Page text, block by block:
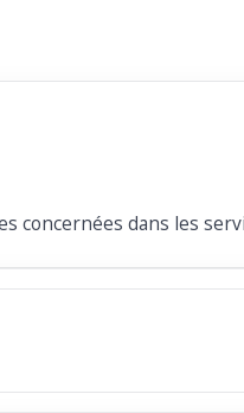
concernées dans les